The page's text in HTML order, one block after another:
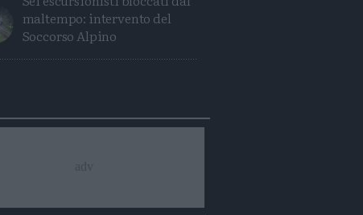
maltempo: intervento del
Soccorso Alpino